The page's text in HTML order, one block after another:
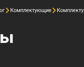
Комплектующие